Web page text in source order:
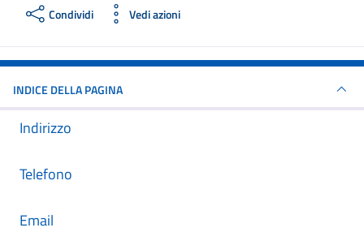
Condividi Vedi azioni
INDICE DELLA PAGINA
Indirizzo
Telefono
Email